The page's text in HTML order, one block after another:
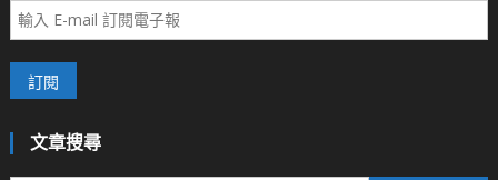
文章搜尋